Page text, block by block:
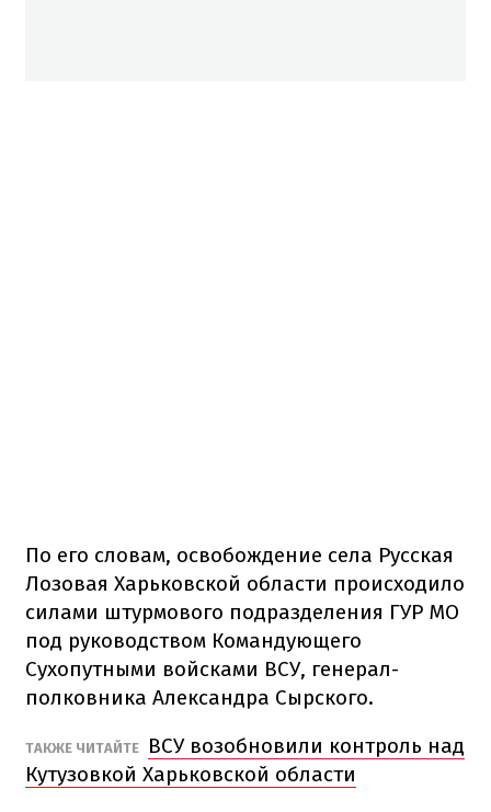
По его словам, освобождение села Русская
Лозовая Харьковской области происходило
силами штурмового подразделения ГУР МО
под руководством Командующего
Сухопутными войсками ВСУ, генерал-
полковника Александра Сырского.
ТАКЖЕ ЧИТАЙТЕ
ВСУ возобновили контроль над
Кутузовкой Харьковской области